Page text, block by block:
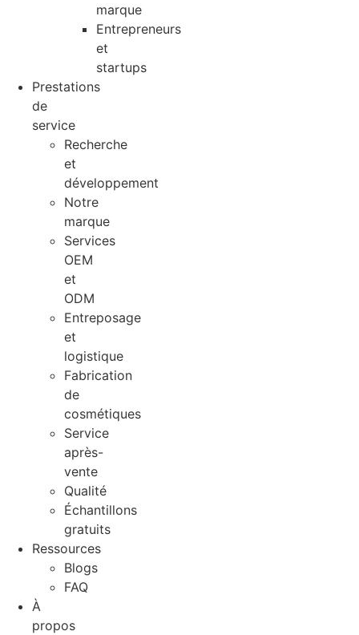
marque
Entrepreneurs
et
startups
Prestations
de
service
Recherche
et
développement
Notre
marque
Services
OEM
et
ODM
Entreposage
et
logistique
Fabrication
de
cosmétiques
Service
après-
vente
Qualité
Échantillons
gratuits
Ressources
Blogs
FAQ
À
propos